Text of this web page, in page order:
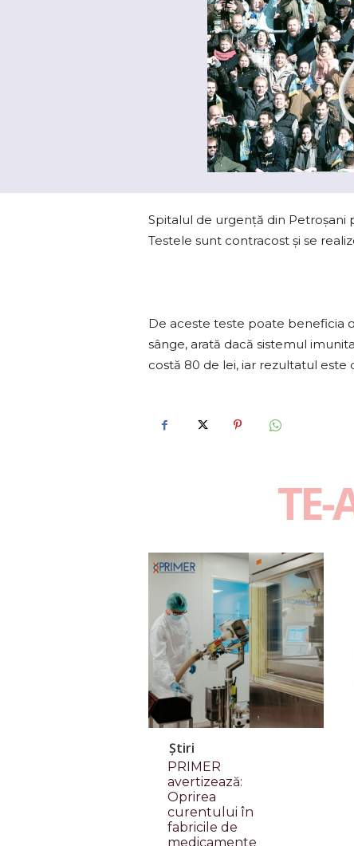
Spitalul de urgență din Petroșani
Testele sunt contracost și se
De aceste teste poate beneficia
sânge, arată dacă sistemul
costă 80 de lei, iar rezultatul este
TE-
Știri
PRIMER
avertizează:
Oprirea
curentului în
fabricile de
medicamente